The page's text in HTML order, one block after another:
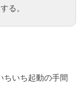
る。
ちいち起動の手間